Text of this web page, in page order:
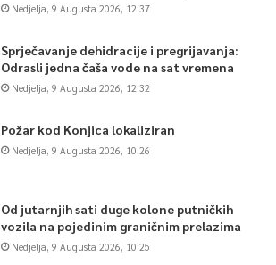
Nedjelja, 9 Augusta 2026, 12:37
Sprječavanje dehidracije i pregrijavanja:
Odrasli jedna čaša vode na sat vremena
Nedjelja, 9 Augusta 2026, 12:32
Požar kod Konjica lokaliziran
Nedjelja, 9 Augusta 2026, 10:26
Od jutarnjih sati duge kolone putničkih
vozila na pojedinim graničnim prelazima
Nedjelja, 9 Augusta 2026, 10:25